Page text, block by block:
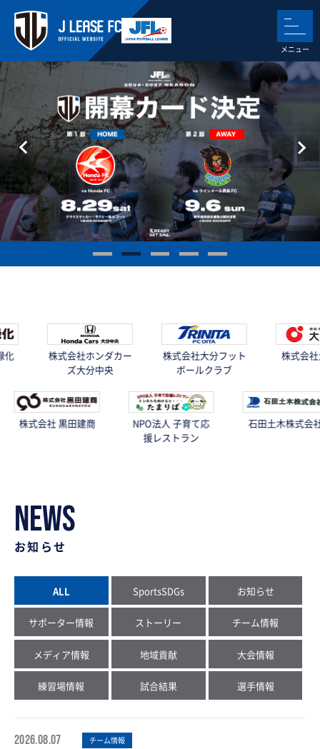
株式会社ホンダカー
ズ大分中央
株式会社大分フット
ボールクラブ
株式会社大分銀行
社 黒田建商
NPO法人 子育て応
援レストラン
石田土木株式会社
NEWS
お知らせ
ALL SportsSDGs お知らせ
サポーター情報 ストーリー チーム情報
メディア情報 地域貢献 大会情報
練習場情報 試合結果 選手情報
2026.08.07 チーム情報